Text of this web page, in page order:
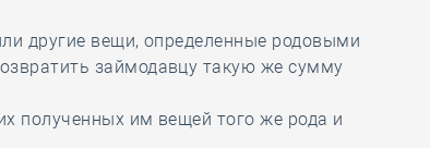
другие вещи, определенные родовыми
займодавцу такую же сумму
полученных им вещей того же рода и